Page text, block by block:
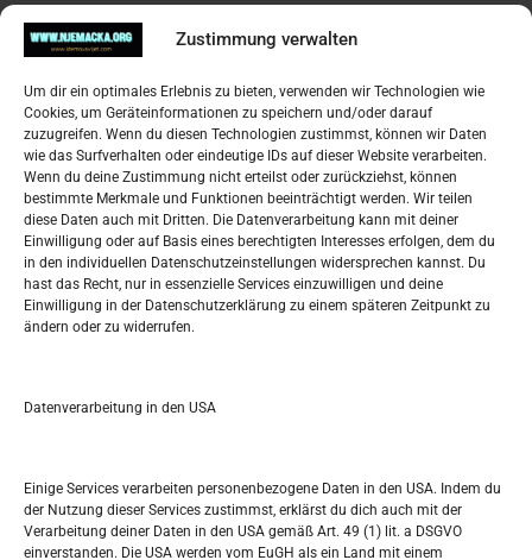
Zustimmung verwalten
Um dir ein optimales Erlebnis zu bieten, verwenden wir Technologien wie
Cookies, um Geräteinformationen zu speichern und/oder darauf
zuzugreifen. Wenn du diesen Technologien zustimmst, können wir Daten
wie das Surfverhalten oder eindeutige IDs auf dieser Website verarbeiten.
Wenn du deine Zustimmung nicht erteilst oder zurückziehst, können
bestimmte Merkmale und Funktionen beeinträchtigt werden. Wir teilen
diese Daten auch mit Dritten. Die Datenverarbeitung kann mit deiner
Einwilligung oder auf Basis eines berechtigten Interesses erfolgen, dem du
in den individuellen Datenschutzeinstellungen widersprechen kannst. Du
hast das Recht, nur in essenzielle Services einzuwilligen und deine
Einwilligung in der Datenschutzerklärung zu einem späteren Zeitpunkt zu
ändern oder zu widerrufen.
Datenverarbeitung in den USA
Einige Services verarbeiten personenbezogene Daten in den USA. Indem du
der Nutzung dieser Services zustimmst, erklärst du dich auch mit der
Verarbeitung deiner Daten in den USA gemäß Art. 49 (1) lit. a DSGVO
einverstanden. Die USA werden vom EuGH als ein Land mit einem
Pregled
Datenschutzerklärung
Widerufsbelehrung
Oglašavanje / Postavite svoj oglas
Tko je “Idemo u Svijet – Njemačka?
Pretražite stranicu:
S
APRIL 2023
M D M D F S